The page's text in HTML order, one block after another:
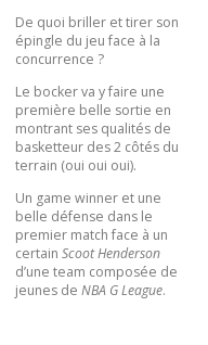
De quoi briller et tirer son
épingle du jeu face à la
concurrence ?
Le bocker va y faire une
première belle sortie en
montrant ses qualités de
basketteur des 2 côtés du
terrain (oui oui oui).
Un game winner et une
belle défense dans le
premier match face à un
certain Scoot Henderson
d’une team composée de
jeunes de NBA G League.